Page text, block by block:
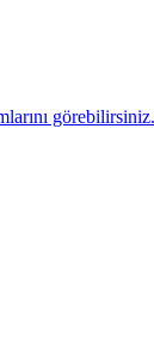
görebilirsiniz.